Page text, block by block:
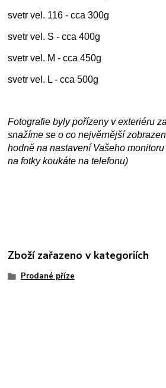
svetr vel. 116 - cca 300g
svetr vel. S - cca 400g
svetr vel. M - cca 450g
svetr vel. L - cca 500g
Fotografie byly pořízeny v exteriéru
snažíme se o co nejvěrnější
hodně na nastavení Vašeho
na fotky koukáte na telefonu)
Zboží zařazeno v kategoriích
Prodané příze